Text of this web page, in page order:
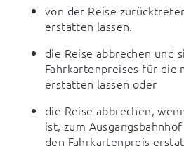
von der Reise
erstatten lassen.
die Reise abbrechen und
Fahrkartenpreises für die
erstatten lassen oder
die Reise abbrechen,
ist, zum
den Fahrkartenpreis